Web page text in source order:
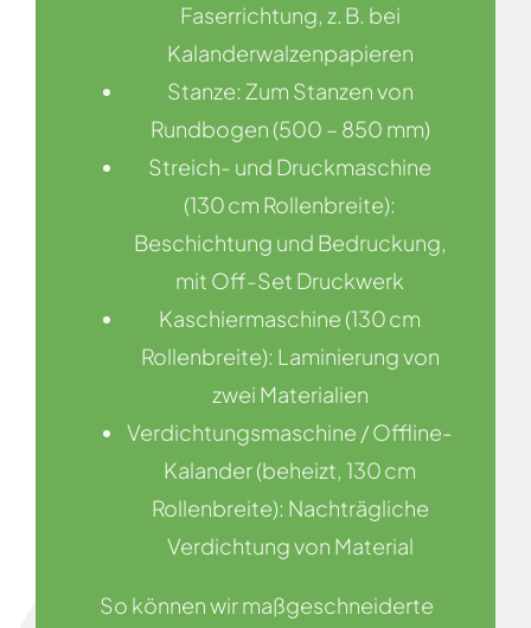
Faserrichtung, z. B. bei
Kalanderwalzenpapieren
Stanze: Zum Stanzen von
Rundbogen (500 – 850 mm)
Streich- und Druckmaschine
(130 cm Rollenbreite):
Beschichtung und Bedruckung,
mit Off-Set Druckwerk
Kaschiermaschine (130 cm
Rollenbreite): Laminierung von
zwei Materialien
Verdichtungsmaschine / Offline-
Kalander (beheizt, 130 cm
Rollenbreite): Nachträgliche
Verdichtung von Material
So können wir maßgeschneiderte